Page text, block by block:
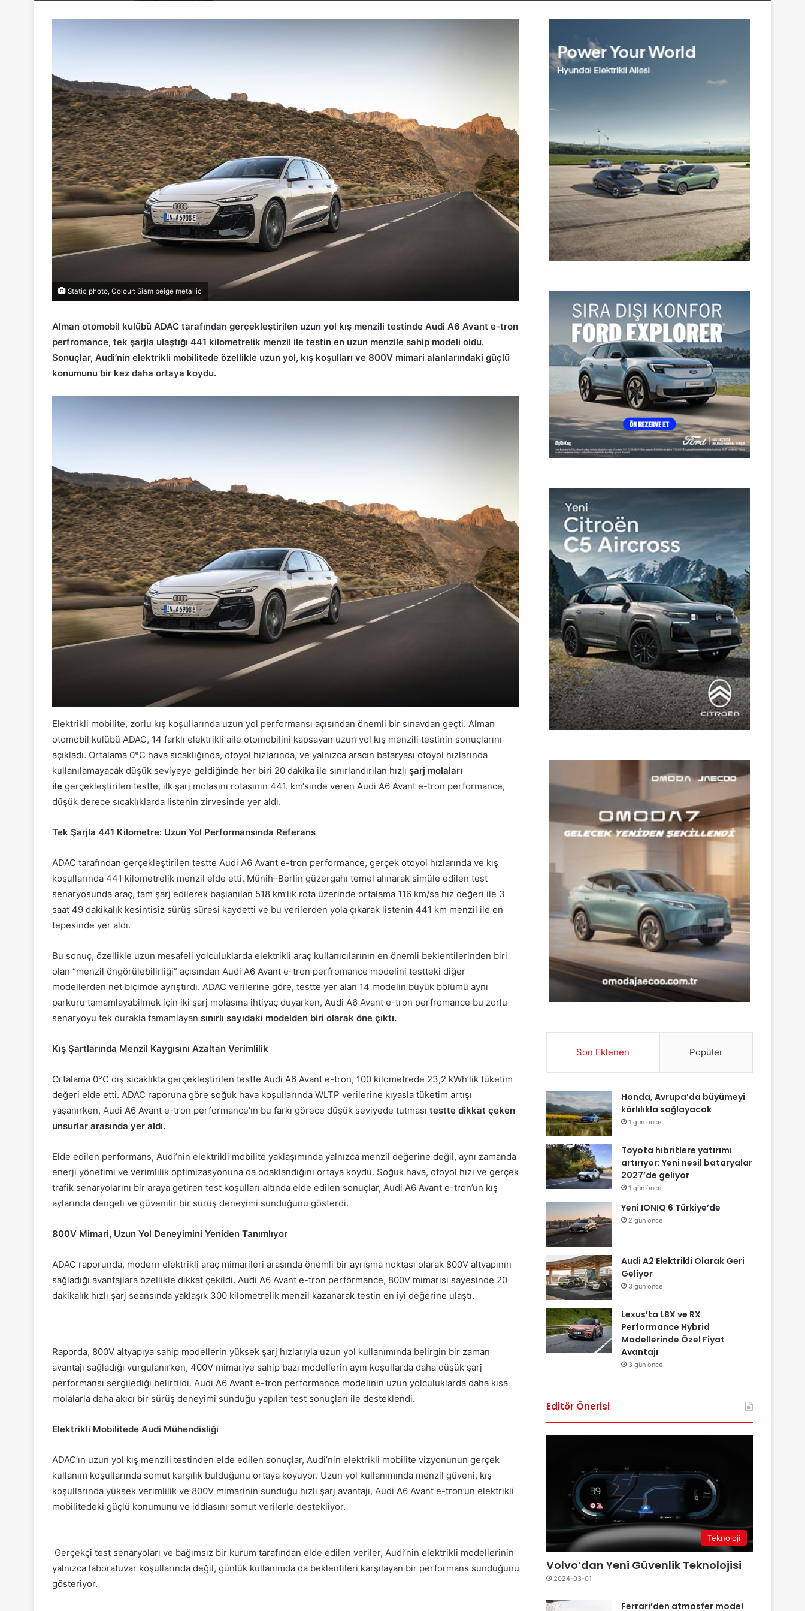
Static photo, Colour: Siam beige metallic
Alman otomobil kulübü ADAC tarafından gerçekleştirilen uzun yol kış menzili testinde Audi A6 Avant e-tron
perfromance, tek şarjla ulaştığı 441 kilometrelik menzil ile testin en uzun menzile sahip modeli oldu.
Sonuçlar, Audi’nin elektrikli mobilitede özellikle uzun yol, kış koşulları ve 800V mimari alanlarındaki güçlü
konumunu bir kez daha ortaya koydu.
Elektrikli mobilite, zorlu kış koşullarında uzun yol performansı açısından önemli bir sınavdan geçti. Alman
otomobil kulübü ADAC, 14 farklı elektrikli aile otomobilini kapsayan uzun yol kış menzili testinin sonuçlarını
açıkladı. Ortalama 0°C hava sıcaklığında, otoyol hızlarında, ve yalnızca aracın bataryası otoyol hızlarında
kullanılamayacak düşük seviyeye geldiğinde her biri 20 dakika ile sınırlandırılan hızlı şarj molaları
ile gerçekleştirilen testte, ilk şarj molasını rotasının 441. km‘sinde veren Audi A6 Avant e-tron performance,
düşük derece sıcaklıklarda listenin zirvesinde yer aldı.
Tek Şarjla 441 Kilometre: Uzun Yol Performansında Referans
ADAC tarafından gerçekleştirilen testte Audi A6 Avant e-tron performance, gerçek otoyol hızlarında ve kış
koşullarında 441 kilometrelik menzil elde etti. Münih–Berlin güzergahı temel alınarak simüle edilen test
senaryosunda araç, tam şarj edilerek başlanılan 518 km’lik rota üzerinde ortalama 116 km/sa hız değeri ile 3
saat 49 dakikalık kesintisiz sürüş süresi kaydetti ve bu verilerden yola çıkarak listenin 441 km menzil ile en
tepesinde yer aldı.
Bu sonuç, özellikle uzun mesafeli yolculuklarda elektrikli araç kullanıcılarının en önemli beklentilerinden biri
olan “menzil öngörülebilirliği” açısından Audi A6 Avant e-tron perfromance modelini testteki diğer
modellerden net biçimde ayrıştırdı. ADAC verilerine göre, testte yer alan 14 modelin büyük bölümü aynı
parkuru tamamlayabilmek için iki şarj molasına ihtiyaç duyarken, Audi A6 Avant e-tron perfromance bu zorlu
senaryoyu tek durakla tamamlayan sınırlı sayıdaki modelden biri olarak öne çıktı.
Kış Şartlarında Menzil Kaygısını Azaltan Verimlilik
Ortalama 0°C dış sıcaklıkta gerçekleştirilen testte Audi A6 Avant e-tron, 100 kilometrede 23,2 kWh’lik tüketim
değeri elde etti. ADAC raporuna göre soğuk hava koşullarında WLTP verilerine kıyasla tüketim artışı
yaşanırken, Audi A6 Avant e-tron performance’ın bu farkı görece düşük seviyede tutması testte dikkat çeken
unsurlar arasında yer aldı.
Elde edilen performans, Audi’nin elektrikli mobilite yaklaşımında yalnızca menzil değerine değil, aynı zamanda
enerji yönetimi ve verimlilik optimizasyonuna da odaklandığını ortaya koydu. Soğuk hava, otoyol hızı ve gerçek
trafik senaryolarını bir araya getiren test koşulları altında elde edilen sonuçlar, Audi A6 Avant e-tron’un kış
aylarında dengeli ve güvenilir bir sürüş deneyimi sunduğunu gösterdi.
800V Mimari, Uzun Yol Deneyimini Yeniden Tanımlıyor
ADAC raporunda, modern elektrikli araç mimarileri arasında önemli bir ayrışma noktası olarak 800V altyapının
sağladığı avantajlara özellikle dikkat çekildi. Audi A6 Avant e-tron performance, 800V mimarisi sayesinde 20
dakikalık hızlı şarj seansında yaklaşık 300 kilometrelik menzil kazanarak testin en iyi değerine ulaştı.
Raporda, 800V altyapıya sahip modellerin yüksek şarj hızlarıyla uzun yol kullanımında belirgin bir zaman
avantajı sağladığı vurgulanırken, 400V mimariye sahip bazı modellerin aynı koşullarda daha düşük şarj
performansı sergilediği belirtildi. Audi A6 Avant e-tron performance modelinin uzun yolculuklarda daha kısa
molalarla daha akıcı bir sürüş deneyimi sunduğu yapılan test sonuçları ile desteklendi.
Elektrikli Mobilitede Audi Mühendisliği
ADAC’ın uzun yol kış menzili testinden elde edilen sonuçlar, Audi’nin elektrikli mobilite vizyonunun gerçek
kullanım koşullarında somut karşılık bulduğunu ortaya koyuyor. Uzun yol kullanımında menzil güveni, kış
koşullarında yüksek verimlilik ve 800V mimarinin sunduğu hızlı şarj avantajı, Audi A6 Avant e-tron’un elektrikli
mobilitedeki güçlü konumunu ve iddiasını somut verilerle destekliyor.
Gerçekçi test senaryoları ve bağımsız bir kurum tarafından elde edilen veriler, Audi’nin elektrikli modellerinin
yalnızca laboratuvar koşullarında değil, günlük kullanımda da beklentileri karşılayan bir performans sunduğunu
gösteriyor.
Son Eklenen Popüler
Honda, Avrupa’da büyümeyi
kârlılıkla sağlayacak
1 gün önce
Toyota hibritlere yatırımı
artırıyor: Yeni nesil bataryalar
2027’de geliyor
1 gün önce
Yeni IONIQ 6 Türkiye’de
2 gün önce
Audi A2 Elektrikli Olarak Geri
Geliyor
3 gün önce
Lexus’ta LBX ve RX
Performance Hybrid
Modellerinde Özel Fiyat
Avantajı
3 gün önce
Editör Önerisi
Teknoloji
Volvo’dan Yeni Güvenlik Teknolojisi
2024-03-01
Ferrari’den atmosfer model